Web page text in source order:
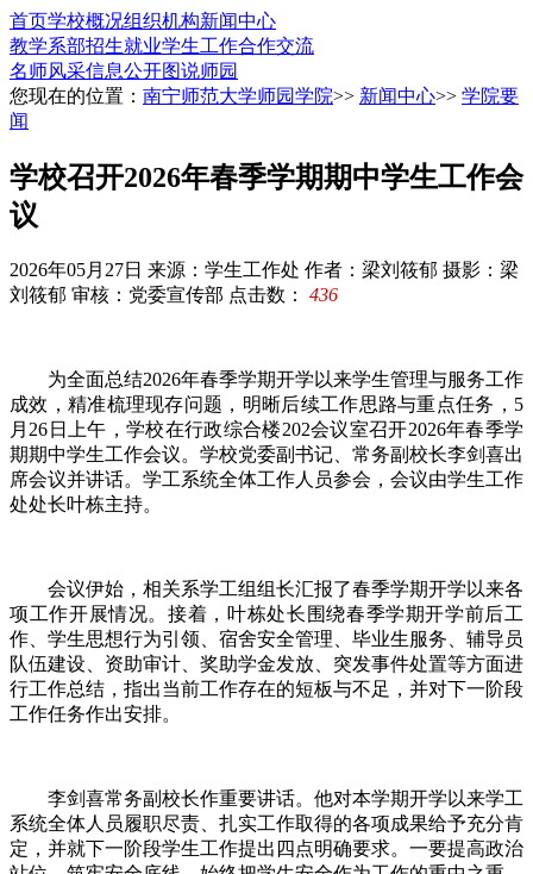
首页学校概况组织机构新闻中心
教学系部招生就业学生工作合作交流
名师风采信息公开图说师园
您现在的位置： 南宁师范大学师园学院>> 新闻中心>> 学院要
闻
学校召开2026年春季学期期中学生工作会
议
2026年05月27日 来源：学生工作处 作者：梁刘筱郁 摄影：梁
刘筱郁 审核：党委宣传部 点击数： 436
为全面总结2026年春季学期开学以来学生管理与服务工作
成效，精准梳理现存问题，明晰后续工作思路与重点任务，5
月26日上午，学校在行政综合楼202会议室召开2026年春季学
期期中学生工作会议。学校党委副书记、常务副校长李剑喜出
席会议并讲话。学工系统全体工作人员参会，会议由学生工作
处处长叶栋主持。
会议伊始，相关系学工组组长汇报了春季学期开学以来各
项工作开展情况。接着，叶栋处长围绕春季学期开学前后工
作、学生思想行为引领、宿舍安全管理、毕业生服务、辅导员
队伍建设、资助审计、奖助学金发放、突发事件处置等方面进
行工作总结，指出当前工作存在的短板与不足，并对下一阶段
工作任务作出安排。
李剑喜常务副校长作重要讲话。他对本学期开学以来学工
系统全体人员履职尽责、扎实工作取得的各项成果给予充分肯
定，并就下一阶段学生工作提出四点明确要求。一要提高政治